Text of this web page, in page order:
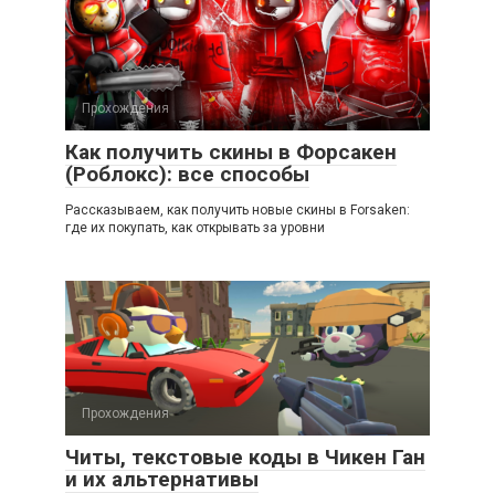
Прохождения
Как получить скины в Форсакен
(Роблокс): все способы
Рассказываем, как получить новые скины в Forsaken:
где их покупать, как открывать за уровни
Прохождения
Читы, текстовые коды в Чикен Ган
и их альтернативы